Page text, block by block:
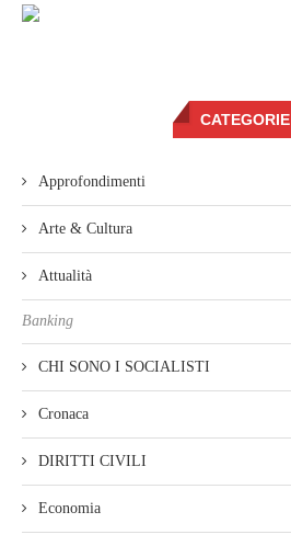
CATEGORIE
Approfondimenti
Arte & Cultura
Attualità
Banking
CHI SONO I SOCIALISTI
Cronaca
DIRITTI CIVILI
Economia